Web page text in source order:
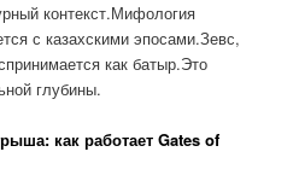
контекст.Мифология
с казахскими эпосами.Зевс,
как батыр.Это
глубины.
как работает Gates of